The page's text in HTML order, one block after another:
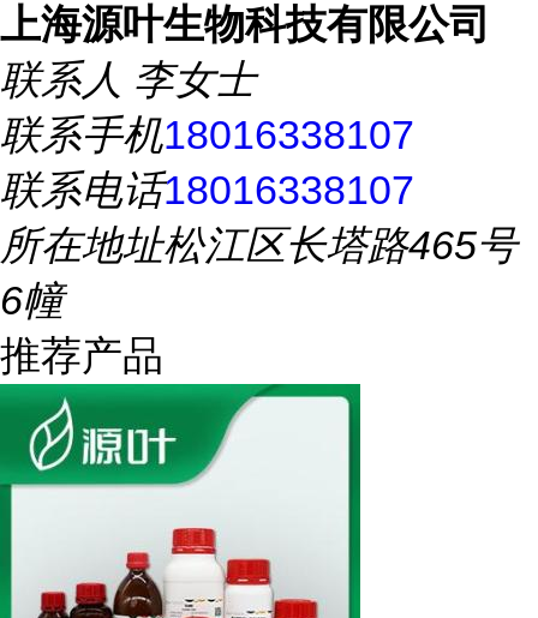
上海源叶生物科技有限公司
联系人 李女士
联系手机18016338107
联系电话18016338107
所在地址松江区长塔路465号
6幢
推荐产品